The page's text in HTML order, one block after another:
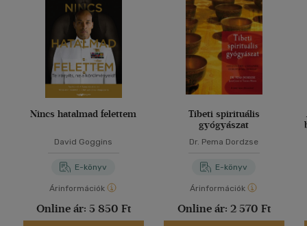
Nincs hatalmad felettem
David Goggins
E-könyv
Árinformációk
Online ár: 5 850 Ft
Tibeti spirituális
gyógyászat
Dr. Pema Dordzse
E-könyv
Árinformációk
Online ár: 2 570 Ft